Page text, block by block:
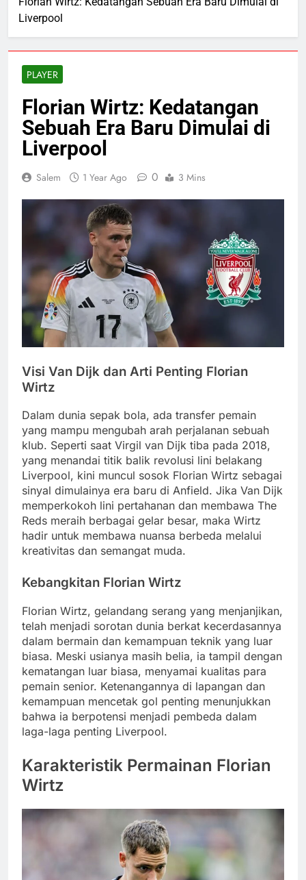
Liverpool
PLAYER
Florian Wirtz: Kedatangan
Sebuah Era Baru Dimulai di
Liverpool
Salem 1 Year Ago 0 3 Mins
Visi Van Dijk dan Arti Penting Florian
Wirtz
Dalam dunia sepak bola, ada transfer pemain
yang mampu mengubah arah perjalanan sebuah
klub. Seperti saat Virgil van Dijk tiba pada 2018,
yang menandai titik balik revolusi lini belakang
Liverpool, kini muncul sosok Florian Wirtz sebagai
sinyal dimulainya era baru di Anfield. Jika Van Dijk
memperkokoh lini pertahanan dan membawa The
Reds meraih berbagai gelar besar, maka Wirtz
hadir untuk membawa nuansa berbeda melalui
kreativitas dan semangat muda.
Kebangkitan Florian Wirtz
Florian Wirtz, gelandang serang yang menjanjikan,
telah menjadi sorotan dunia berkat kecerdasannya
dalam bermain dan kemampuan teknik yang luar
biasa. Meski usianya masih belia, ia tampil dengan
kematangan luar biasa, menyamai kualitas para
pemain senior. Ketenangannya di lapangan dan
kemampuan mencetak gol penting menunjukkan
bahwa ia berpotensi menjadi pembeda dalam
laga-laga penting Liverpool.
Karakteristik Permainan Florian
Wirtz